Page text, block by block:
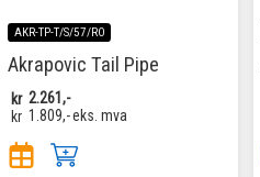
AKR-TP-T/S/57/RO
Akrapovic Tail Pipe
kr 2.261,-
kr 1.809,-eks. mva